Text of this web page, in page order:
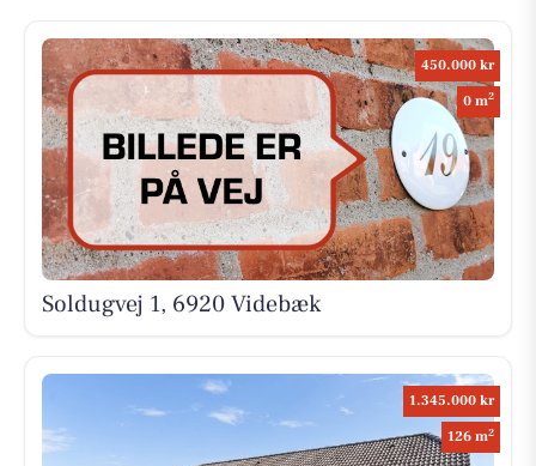
450.000 kr
0 m2
Soldugvej 1, 6920 Videbæk
1.345.000 kr
126 m2